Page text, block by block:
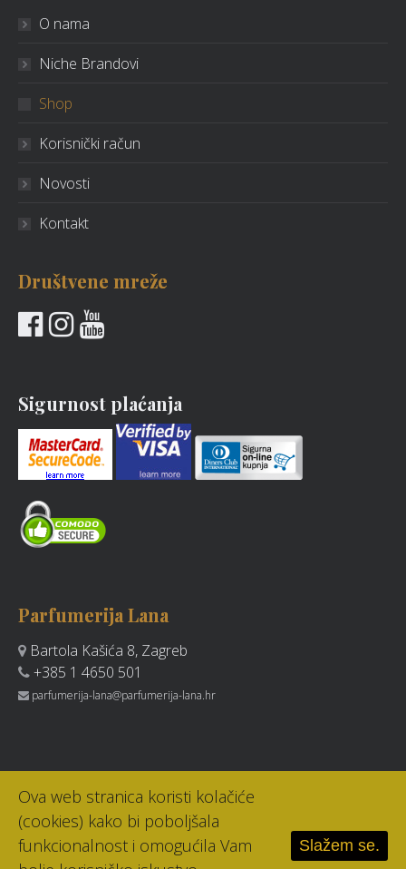
O nama
Niche Brandovi
Shop
Korisnički račun
Novosti
Kontakt
Društvene mreže
Sigurnost plaćanja
Parfumerija Lana
Bartola Kašića 8, Zagreb
+385 1 4650 501
parfumerija-lana@parfumerija-lana.hr
Ova web stranica koristi kolačiće
(cookies) kako bi poboljšala
funkcionalnost i omogućila Vam
Slažem se.